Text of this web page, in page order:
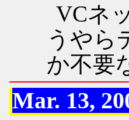
VCネ
うやら
か不要
Mar. 13,